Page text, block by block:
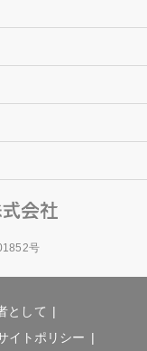
号
として
イトポリシー